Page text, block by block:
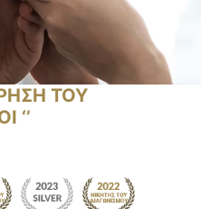
ΤΟΥ
‘’